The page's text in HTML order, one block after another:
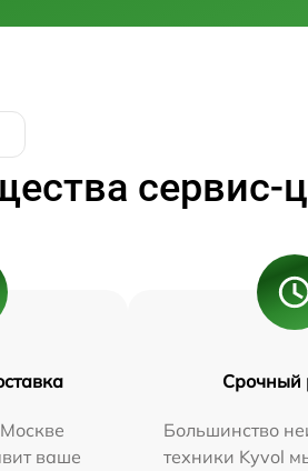
сервис-
ваше
Срочный
Большинство
техники Kyvol